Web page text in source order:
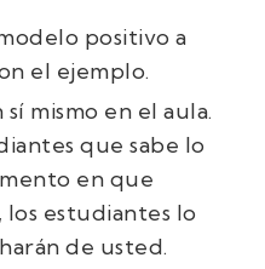
positivo a
el ejemplo.
mismo en el aula.
que sabe lo
en que
estudiantes lo
de usted.